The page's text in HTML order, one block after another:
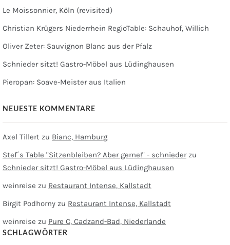
Le Moissonnier, Köln (revisited)
Christian Krügers Niederrhein RegioTable: Schauhof, Willich
Oliver Zeter: Sauvignon Blanc aus der Pfalz
Schnieder sitzt! Gastro-Möbel aus Lüdinghausen
Pieropan: Soave-Meister aus Italien
NEUESTE KOMMENTARE
Axel Tillert zu Bianc, Hamburg
Stef´s Table "Sitzenbleiben? Aber gerne!" - schniederzu
Schnieder sitzt! Gastro-Möbel aus Lüdinghausen
weinreise zu Restaurant Intense, Kallstadt
Birgit Podhorny zu Restaurant Intense, Kallstadt
weinreise zu Pure C, Cadzand-Bad, Niederlande
SCHLAGWÖRTER